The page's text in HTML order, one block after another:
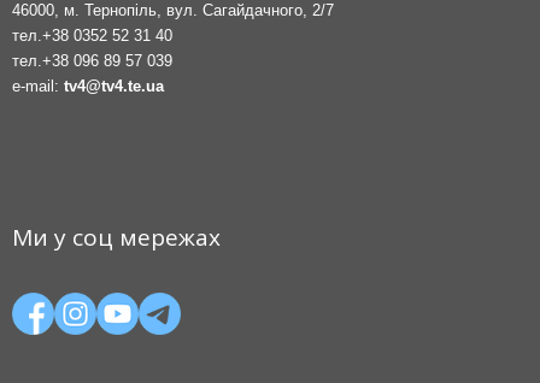
46000, м. Тернопіль, вул. Сагайдачного, 2/7
тел.+38 0352 52 31 40
тел.+38 096 89 57 039
e-mail: tv4@tv4.te.ua
Ми у соц мережах